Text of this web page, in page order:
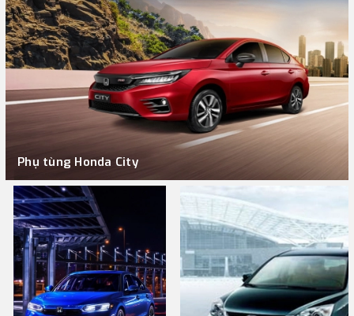
Phụ tùng Honda City